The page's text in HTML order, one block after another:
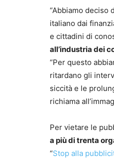
“Abbiamo deciso
italiano dai
e cittadini di
all’industria dei
“Per questo
ritardano gli
siccità e le
richiama
Per vietare le
a più di trenta
“Stop alla